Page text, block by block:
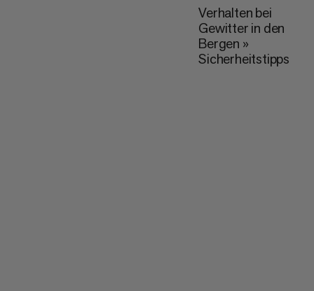
Verhalten bei
Gewitter in den
Bergen »
Sicherheitstipps